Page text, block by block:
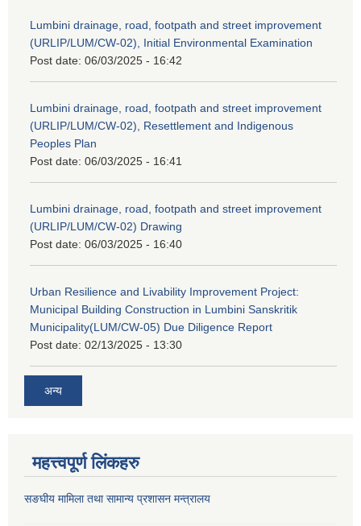
Lumbini drainage, road, footpath and street improvement
(URLIP/LUM/CW-02), Initial Environmental Examination
Post date: 06/03/2025 - 16:42
Lumbini drainage, road, footpath and street improvement
(URLIP/LUM/CW-02), Resettlement and Indigenous
Peoples Plan
Post date: 06/03/2025 - 16:41
Lumbini drainage, road, footpath and street improvement
(URLIP/LUM/CW-02) Drawing
Post date: 06/03/2025 - 16:40
Urban Resilience and Livability Improvement Project:
Municipal Building Construction in Lumbini Sanskritik
Municipality(LUM/CW-05) Due Diligence Report
Post date: 02/13/2025 - 13:30
अन्य
महत्त्वपूर्ण लिंकहरु
सङघीय मामिला तथा सामान्य प्रशासन मन्‍त्रालय